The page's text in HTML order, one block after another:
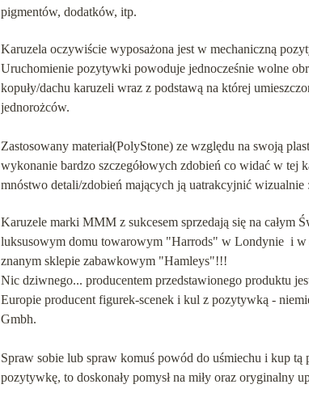
pigmentów, dodatków, itp.
Karuzela oczywiście wyposażona jest w mechaniczną
Uruchomienie pozytywki powoduje jednocześnie wolne
kopuły/dachu karuzeli wraz z podstawą na której
jednorożców.
Zastosowany materiał(PolyStone) ze względu na swoją
wykonanie bardzo szczegółowych zdobień co widać w tej
mnóstwo detali/zdobień mających ją uatrakcyjnić wizualnie
Karuzele marki MMM z sukcesem sprzedają się na całym
luksusowym domu towarowym "Harrods" w Londynie i w
znanym sklepie zabawkowym "Hamleys"!!!
Nic dziwnego... producentem przedstawionego produktu
Europie producent figurek-scenek i kul z pozytywką -
Gmbh.
Spraw sobie lub spraw komuś powód do uśmiechu i kup tą
pozytywkę, to doskonały pomysł na miły oraz oryginalny